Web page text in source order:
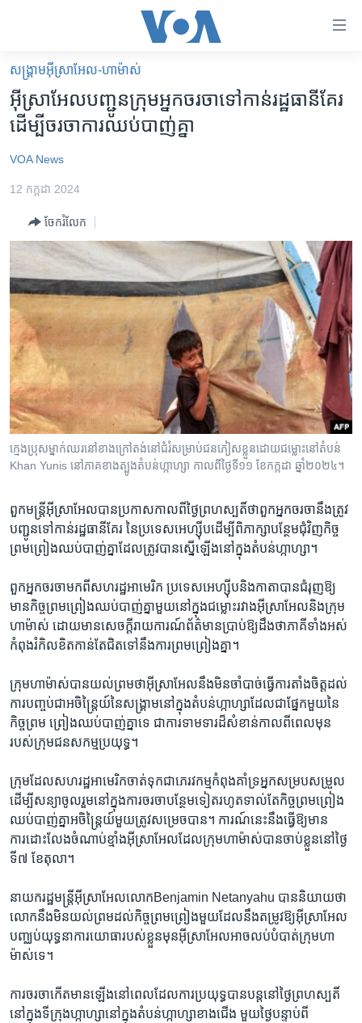
គេហទំព័រ​
ទាក់ទង
រំលង​
និង​
ទំព័រ​
រំលង​
និង​
ចូល​
ទៅ​
ទំព័រ​
រចនា
សម្ព័ន្ធ​
រំលង​
និង​
ទៅ​
ស្វែង​
កម្ពុជា
អន្តរជាតិ
ហេឡូវីអូអេ
កម្ពុជាច្នៃប្រតិដ្ឋ
ព្រឹត្តិការណ៍ព័ត៌មាន
ទូរទស្សន៍ / វីដេអូ​
វិទ្យុ / ផតខាសថ៍
កម្មវិធីទាំងអស់
Khmer English
បណ្តាញ​សង្គម
ភាសា
សង្គ្រាម​អ៊ីស្រាអែល-ហាម៉ាស់
អ៊ីស្រាអែល​បញ្ជូន​ក្រុម​អ្នក​ចរចា​ទៅកាន់​រដ្ឋធានី​គែរ​
ដើម្បី​ចរចា​ការឈប់​បាញ់​គ្នា
VOA News
12 កក្កដា 2024
ចែករំលែក
ក្មេង​ប្រុស​ម្នាក់​ឈរ​នៅ​ខាង​ក្រៅ​តង់​នៅ​ជំរំ​សម្រាប់​ជន​ភៀស​ខ្លួន​ដោយ​ជម្លោះ​នៅតំបន់
Khan Yunis នៅ​ភាគ​ខាង​ត្បូងតំបន់ហ្កាហ្សា កាល​ពី​ថ្ងៃ​ទី១១ ខែ​កក្កដា ឆ្នាំ២០២៤។
ពួក​មន្ត្រី​អ៊ីស្រាអែល​បាន​ប្រកាស​កាលពី​ថ្ងៃ​ព្រហស្បតិ៍​ថា​ពួក​អ្នក​ចរចា​នឹង​ត្រូវ​
បញ្ជូន​ទៅកាន់​រដ្ឋធានីគែរ​ នៃ​ប្រទេស​អេហ្ស៊ីប​ដើម្បី​ពិភាក្សា​បន្ថែម​ជុំវិញ​កិច្ច
ព្រមព្រៀង​ឈប់​បាញ់​គ្នា​ដែល​ត្រូវ​បាន​ស្នើ​ឡើង​នៅ​ក្នុង​តំបន់​ហ្កាហ្សា។
ពួក​អ្នក​ចរចា​មកពី​សហរដ្ឋ​អាមេរិក ប្រទេស​អេហ្ស៊ីប​និង​កាតា​បាន​ជំរុញ​ឱ្យ​
មាន​កិច្ចព្រមព្រៀង​ឈប់​បាញ់​គ្នា​មួយ​នៅ​ក្នុង​ជម្លោះ​រវាង​អ៊ីស្រាអែល​និង​ក្រុម​
ហាម៉ាស់ ដោយ​មាន​សេចក្តីរាយការណ៍​ព័ត៌មាន​ប្រាប់​ឱ្យ​ដឹង​ថា​ភាគី​ទាំងអស់​
កំពុង​រំកិល​ខិត​កាន់តែ​ជិត​ទៅនឹង​ការព្រមព្រៀង​គ្នា។
ក្រុម​ហាម៉ាស់​បាន​យល់ព្រម​ថា​អ៊ីស្រាអែល​នឹង​មិន​ចាំបាច់​ធ្វើការ​តាំងចិត្ត​ដល់​
ការបញ្ចប់​ជា​អចិន្ត្រៃយ៍​នៃ​សង្គ្រាម​នៅ​ក្នុង​តំបន់​ហ្កាហ្សា​ដែល​ជា​ផ្នែក​មួយ​នៃ​
កិច្ចព្រម ព្រៀង​ឈប់​បាញ់​គ្នា​ទេ ជា​ការទាមទារ​ដ៏​សំខាន់​កាលពីពេល​មុន​
របស់​ក្រុម​ជន​សកម្ម​ប្រយុទ្ធ។
ក្រុម​ដែល​សហរដ្ឋ​អាមេរិក​ចាត់ទុក​ជា​ភេរវកម្ម​កំពុង​គាំទ្រ​អ្នក​សម្រប​សម្រួល​
ដើម្បី​សន្យា​ចូលរួម​នៅ​ក្នុង​ការចរចា​បន្ថែម​ទៀត​រហូតទាល់​តែ​កិច្ចព្រមព្រៀង​
ឈប់​បាញ់គ្នា​អចិន្ត្រៃយ៍​មួយ​ត្រូវ​សម្រេច​បាន។ ការណ៍​នេះ​នឹង​ធ្វើ​ឱ្យ​មាន​
ការដោះលែង​ចំណាប់​ខ្មាំង​អ៊ីស្រាអែលដែល​ក្រុម​ហាម៉ាស់​បាន​ចាប់​ខ្លួន​នៅ​ថ្ងៃ​
ទី៧ ខែតុលា។
នាយក​រដ្ឋមន្ត្រី​អ៊ីស្រាអែល​លោកBenjamin Netanyahu បាន​និយាយ​ថា​
លោក​នឹង​មិន​យល់ព្រម​ដល់​កិច្ចព្រមព្រៀង​មួយ​ដែល​នឹង​តម្រូវ​ឱ្យអ៊ីស្រាអែល​
បញ្ឈប់​យុទ្ធនាការ​យោធា​របស់​ខ្លួន​មុន​អ៊ីស្រាអែល​អាច​លប់បំបាត់​ក្រុម​ហា
ម៉ាស់​ទេ។
ការចរចា​កើត​មាន​ឡើង​នៅពេល​ដែល​ការប្រយុទ្ធ​បាន​បន្ត​នៅ​ថ្ងៃ​ព្រហស្បតិ៍​
នៅ​ក្នុង​ទីក្រុង​ហ្កាហ្សា​នៅ​ក្នុង​តំបន់​ហ្កាហ្សា​ខាង​ជើង មួយ​ថ្ងៃ​បន្ទាប់ពី​